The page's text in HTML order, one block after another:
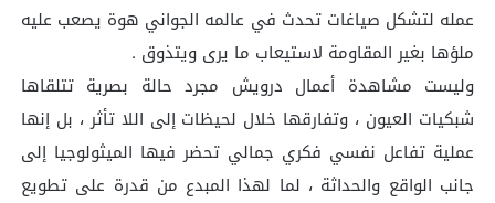
عمله لتشكل صياغات تحدث في عالمه الجواني هوة يصعب عليه
ملؤها بغير المقاومة لاستيعاب ما يرى ويتذوق .
وليست مشاهدة أعمال درويش مجرد حالة بصرية تتلقاها
شبكيات العيون ، وتفارقها خلال لحيظات إلى اللا تأثر ، بل إنها
عملية تفاعل نفسي فكري جمالي تحضر فيها الميثولوجيا إلى
جانب الواقع والحداثة ، لما لهذا المبدع من قدرة على تطويع